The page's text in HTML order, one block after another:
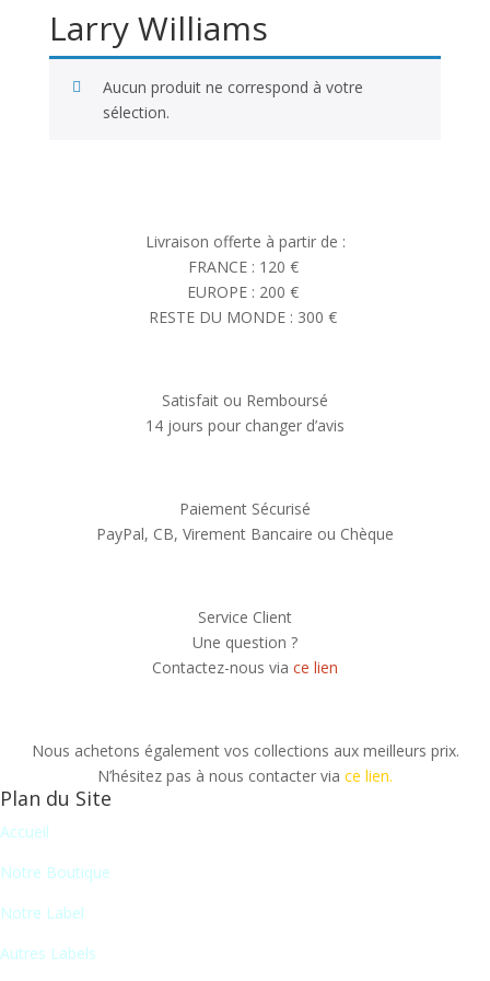
Larry Williams
Aucun produit ne correspond à votre
sélection.
Livraison offerte à partir de :
FRANCE : 120 €
EUROPE : 200 €
RESTE DU MONDE : 300 €
Satisfait ou Remboursé
14 jours pour changer d’avis
Paiement Sécurisé
PayPal, CB, Virement Bancaire ou Chèque
Service Client
Une question ?
Contactez-nous via ce lien
Nous achetons également vos collections aux meilleurs prix.
N’hésitez pas à nous contacter via ce lien.
Plan du Site
Accueil
Notre Boutique
Notre Label
Autres Labels